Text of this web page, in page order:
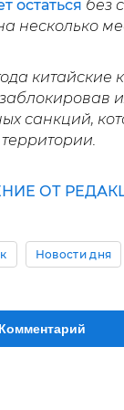
остаться без
несколько
китайские
санкций,
ОТ
Новости дня